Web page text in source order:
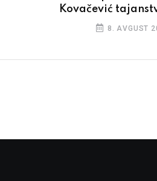
Kovačević
8. AVGUST